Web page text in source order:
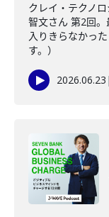
クレイ・テクノ
智文さん 第2回
入りきらなかっ
す。）
2026.06.23 |